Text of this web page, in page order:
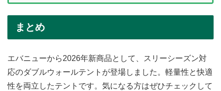
まとめ
エバニューから2026年新商品として、スリーシーズン対
応のダブルウォールテントが登場しました。軽量性と快適
性を両立したテントです。気になる方はぜひチェックして